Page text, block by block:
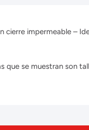
cierre impermeable –
se muestran son